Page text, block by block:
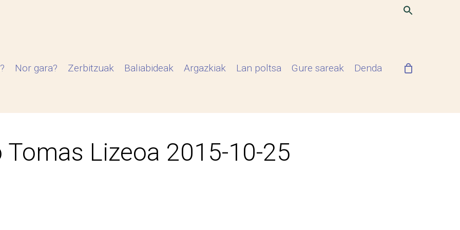
Nor gara? Zerbitzuak Baliabideak Argazkiak Lan poltsa Gure sareak Denda
Tomas Lizeoa 2015-10-25